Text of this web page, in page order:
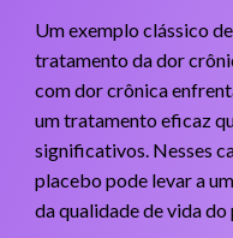
Um exemplo clássico
tratamento da dor
com dor crônica
um tratamento eficaz
significativos. Nesses
placebo pode levar a
da qualidade de vida do